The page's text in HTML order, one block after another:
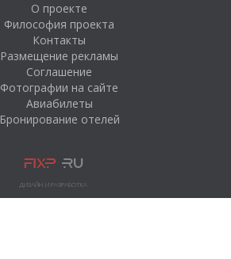
О проекте
Философия проекта
Контакты
Размещение рекламы
Соглашение
Фотографии на сайте
Авиабилеты
Бронирование отелей
ДИЗАЙН И РАЗРАБОТКА